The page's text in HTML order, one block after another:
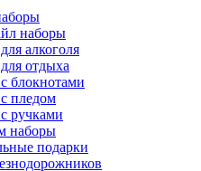
наборы
алкоголя
отдыха
блокнотами
пледом
ручками
наборы
подарки